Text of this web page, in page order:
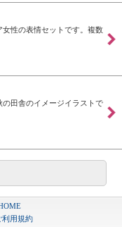
性の表情セットです。複数
田舎のイメージイラストで
利用規約